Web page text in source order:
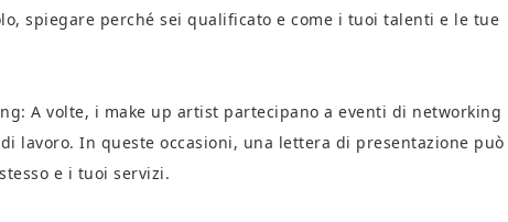
spiegare perché sei qualificato e come i tuoi talenti e le tue
A volte, i make up artist partecipano a eventi di networking
lavoro. In queste occasioni, una lettera di presentazione può
e i tuoi servizi.